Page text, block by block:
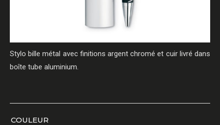
Stylo bille métal avec finitions argent chromé et cuir livré dans
boîte tube aluminium.
COULEUR